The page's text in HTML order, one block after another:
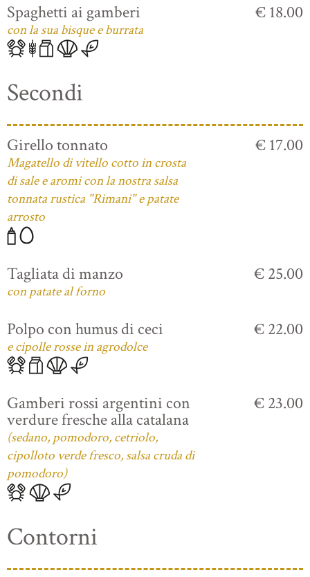
Spaghetti ai gamberi
con la sua bisque e burrata
€ 18.00
Secondi
Girello tonnato
Magatello di vitello cotto in crosta
di sale e aromi con la nostra salsa
tonnata rustica "Rimani" e patate
arrosto
€ 17.00
Tagliata di manzo
con patate al forno
€ 25.00
Polpo con humus di ceci
e cipolle rosse in agrodolce
€ 22.00
Gamberi rossi argentini con
verdure fresche alla catalana
(sedano, pomodoro, cetriolo,
cipolloto verde fresco, salsa cruda di
pomodoro)
€ 23.00
Contorni